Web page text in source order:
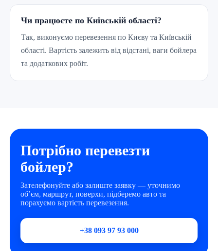
Чи працюєте по Київській області?
Так, виконуємо перевезення по Києву та Київській
області. Вартість залежить від відстані, ваги бойлера
та додаткових робіт.
Потрібно перевезти
бойлер?
Зателефонуйте або залиште заявку — уточнимо
об’єм, маршрут, поверхи, підберемо авто та
порахуємо вартість перевезення.
+38 093 97 93 000